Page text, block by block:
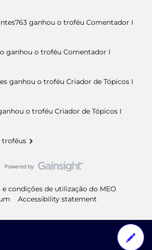
ganhou o troféu Comentador I
ganhou o troféu Comentador I
ganhou o troféu Criador de Tópicos I
o troféu Criador de Tópicos I
troféus
e condições de utilização do MEO
Accessibility statement